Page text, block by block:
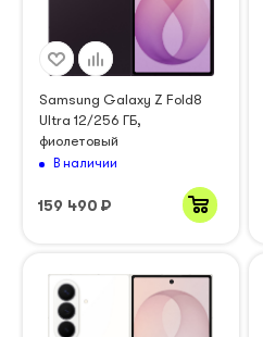
Samsung Galaxy Z Fold8
Ultra 12/256 ГБ,
фиолетовый
В наличии
159 490 ₽